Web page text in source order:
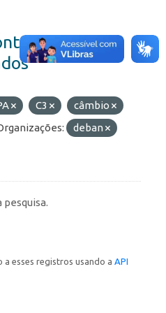
C3
câmbio
deban
esses registros usando a API